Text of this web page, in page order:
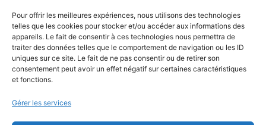
Pour offrir les meilleures expériences, nous utilisons des technologies
telles que les cookies pour stocker et/ou accéder aux informations des
appareils. Le fait de consentir à ces technologies nous permettra de
traiter des données telles que le comportement de navigation ou les ID
uniques sur ce site. Le fait de ne pas consentir ou de retirer son
consentement peut avoir un effet négatif sur certaines caractéristiques
et fonctions.
Gérer les services
d'éviter autant que possible lecontact direct entre
le bois et le sol, de s'assurer de l'étanchéité des
façades et toitures, de prévoir des aérations en
sous-sol.